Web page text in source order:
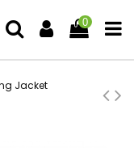
0
Jacket